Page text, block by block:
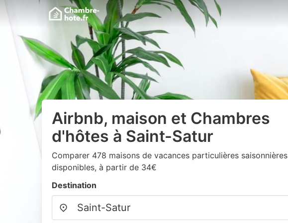
Airbnb, maison et Chambres
d'hôtes à Saint-Satur
Comparer 478 maisons de vacances particulières saisonnières
disponibles, à partir de 34€
Destination